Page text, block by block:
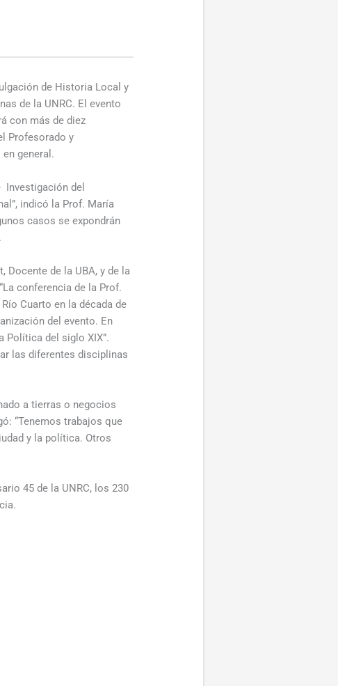
de Historia Local y
de la UNRC. El evento
con más de diez
Profesorado y
general.
Investigación del
indicó la Prof. María
casos se expondrán
Docente de la UBA, y de la
conferencia de la Prof.
Cuarto en la década de
del evento. En
Política del siglo XIX”.
las diferentes disciplinas
a tierras o negocios
“Tenemos trabajos que
y la política. Otros
45 de la UNRC, los 230